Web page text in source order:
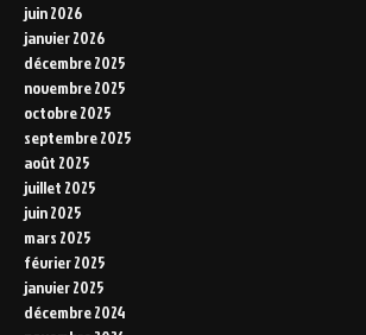
juin 2026
janvier 2026
décembre 2025
novembre 2025
octobre 2025
septembre 2025
août 2025
juillet 2025
juin 2025
mars 2025
février 2025
janvier 2025
décembre 2024